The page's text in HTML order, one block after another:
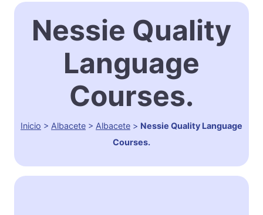
Nessie Quality
Language
Courses.
Inicio > Albacete > Albacete > Nessie Quality Language
Courses.